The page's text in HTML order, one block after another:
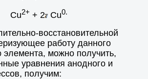
Cu2+ + 2 Cu0.
восстановительной
работу данного
элемента, можно получить,
уравнения анодного и
получим: